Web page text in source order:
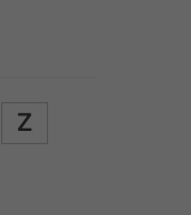
Z